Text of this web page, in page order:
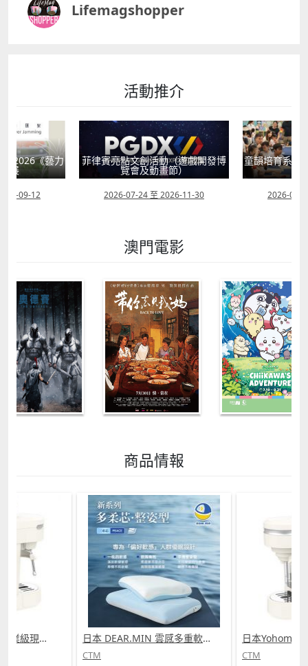
Lifemagshopper
活動推介
獻2026《藝力
展
09-12
菲律賓亮點文創活動（遊戲開發博
覽會及動畫節）
2026-07-24 至 2026-11-30
童韻培育系列
2026-07-
澳門電影
商品情報
日本Yohome 迷你專業級現磨鮮萃奶泡3合1半自動家庭意式咖啡機 (需訂貨) 日本 DEAR.MIN 雲感多重軟芯柔托緩壓Peace柔眠枕 (需訂貨)
CTM CTM